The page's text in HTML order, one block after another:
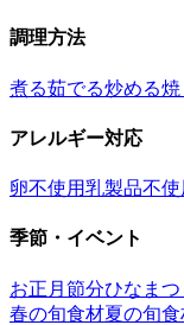
調理方法
煮る茹でる炒める焼
アレルギー対応
卵不使用乳製品不使
季節・イベント
お正月 節分ひなまつ
春の旬食材夏の旬食